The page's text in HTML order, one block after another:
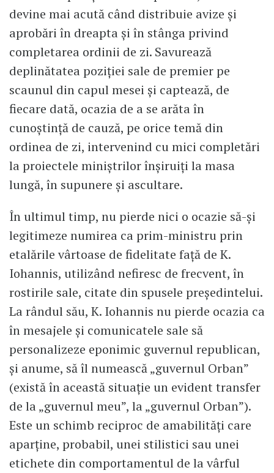
devine mai acută când distribuie avize și
aprobări în dreapta și în stânga privind
completarea ordinii de zi. Savurează
deplinătatea poziției sale de premier pe
scaunul din capul mesei și captează, de
fiecare dată, ocazia de a se arăta în
cunoștință de cauză, pe orice temă din
ordinea de zi, intervenind cu mici completări
la proiectele miniștrilor înșiruiți la masa
lungă, în supunere și ascultare.
În ultimul timp, nu pierde nici o ocazie să-și
legitimeze numirea ca prim-ministru prin
etalările vârtoase de fidelitate față de K.
Iohannis, utilizând nefiresc de frecvent, în
rostirile sale, citate din spusele președintelui.
La rândul său, K. Iohannis nu pierde ocazia ca
în mesajele și comunicatele sale să
personalizeze eponimic guvernul republican,
și anume, să îl numească „guvernul Orban”
(există în această situație un evident transfer
de la „guvernul meu”, la „guvernul Orban”).
Este un schimb reciproc de amabilități care
aparține, probabil, unei stilistici sau unei
etichete din comportamentul de la vârful